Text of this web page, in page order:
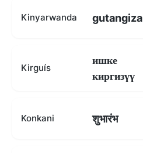
Kinyarwanda gutangiza
Kirguís
ишке
киргизүү
Konkani शुभारंभ